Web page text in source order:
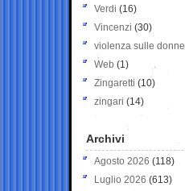
Verdi (16)
Vincenzi (30)
violenza sulle donne
Web (1)
Zingaretti (10)
zingari (14)
Archivi
Agosto 2026 (118)
Luglio 2026 (613)